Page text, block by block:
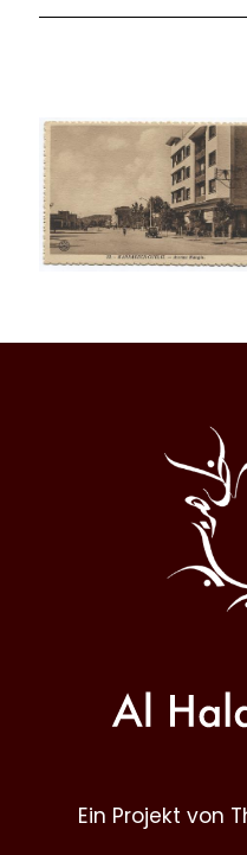
Halqa
Ein Projekt von